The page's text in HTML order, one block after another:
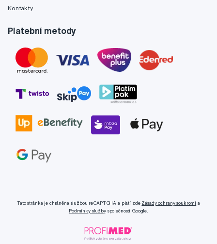
Kontakty
Platební metody
Tato stránka je chráněna službou reCAPTCHA a platí zde Zásady ochrany soukromí a
Podmínky službyspolečnosti Google.